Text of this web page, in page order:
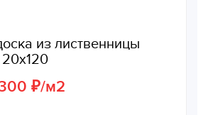
из лиственницы
₽/м2